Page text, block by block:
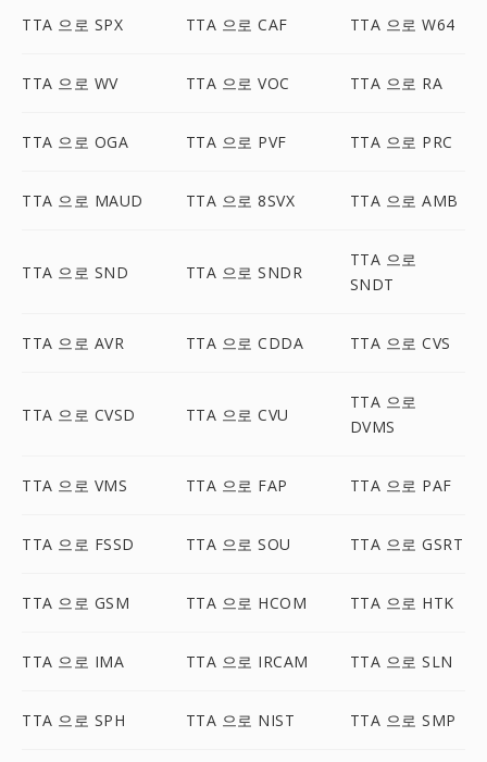
TTA 으로 SPX TTA 으로 CAF TTA 으로 W64
TTA 으로 WV TTA 으로 VOC TTA 으로 RA
TTA 으로 OGA TTA 으로 PVF TTA 으로 PRC
TTA 으로 MAUD TTA 으로 8SVX TTA 으로 AMB
TTA 으로 SND TTA 으로 SNDR
TTA 으로
SNDT
TTA 으로 AVR TTA 으로 CDDA TTA 으로 CVS
TTA 으로 CVSD TTA 으로 CVU
TTA 으로
DVMS
TTA 으로 VMS TTA 으로 FAP TTA 으로 PAF
TTA 으로 FSSD TTA 으로 SOU TTA 으로 GSRT
TTA 으로 GSM TTA 으로 HCOM TTA 으로 HTK
TTA 으로 IMA TTA 으로 IRCAM TTA 으로 SLN
TTA 으로 SPH TTA 으로 NIST TTA 으로 SMP